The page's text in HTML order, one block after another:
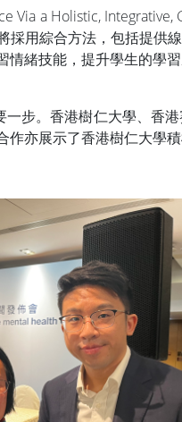
Via a Holistic,
用綜合方法，包括提供
情緒技能，提升學生的學
步。香港樹仁大學、香
亦展示了香港樹仁大學